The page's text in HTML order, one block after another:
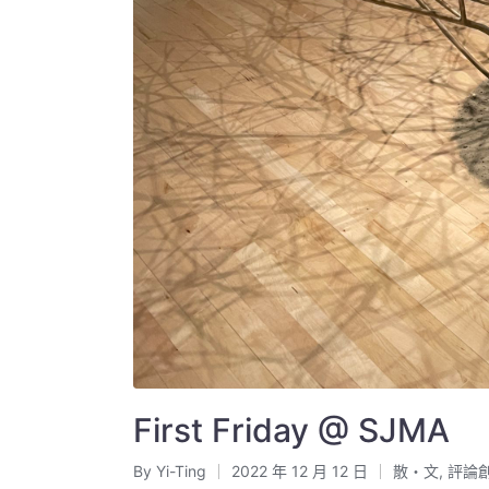
First Friday @ SJMA
Posted
By Yi-Ting 2022 年 12 月 12 日
Posted
散・文, 評論